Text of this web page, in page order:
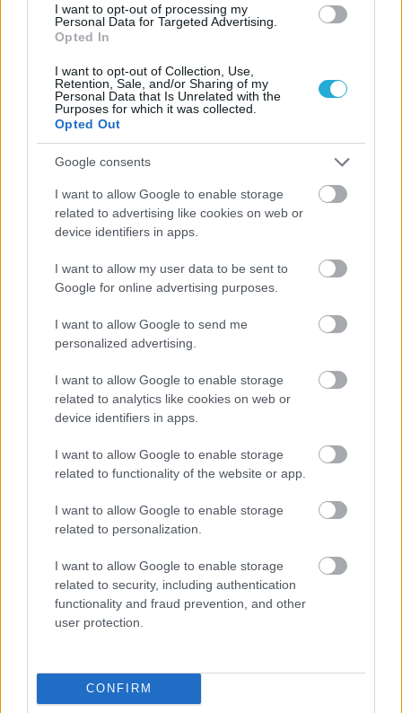
I want to opt-out of processing my
Personal Data for Targeted Advertising.
Opted In
I want to opt-out of Collection, Use,
Retention, Sale, and/or Sharing of my
Personal Data that Is Unrelated with the
Purposes for which it was collected.
Opted Out
Google consents
I want to allow Google to enable storage
related to advertising like cookies on web or
device identifiers in apps.
I want to allow my user data to be sent to
Google for online advertising purposes.
I want to allow Google to send me
personalized advertising.
I want to allow Google to enable storage
related to analytics like cookies on web or
device identifiers in apps.
I want to allow Google to enable storage
related to functionality of the website or app.
I want to allow Google to enable storage
related to personalization.
I want to allow Google to enable storage
related to security, including authentication
functionality and fraud prevention, and other
user protection.
CONFIRM
05/08/2026
Προς στρατηγική συνεργασία ΠΑΣΑΠΠ και
Πανεπιστημίου Πατρών
ΓΝΩΜΕΣ
ΠΕΝΥ ΡΟΝΤΟΓΙΑΝΝΗ
Από την Περούτζια του 2000
στο σήμερα: Tο τρίτο
Παναθηναϊκού με την
Αναγνώριση και σεβασμός
οι σημαντικότερες νίκες του
Α.Ο. Θήρας